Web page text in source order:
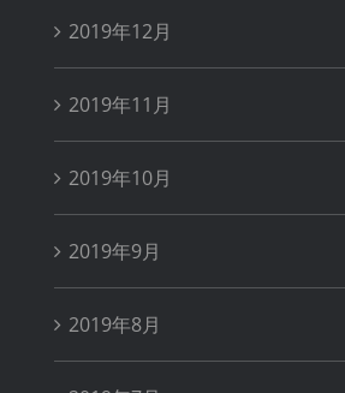
2019年12月
2019年11月
2019年10月
2019年9月
2019年8月